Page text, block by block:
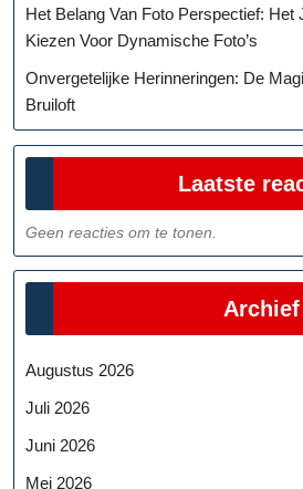
Het Belang Van Foto Perspectief: Het
Kiezen Voor Dynamische Foto’s
Onvergetelijke Herinneringen: De
Bruiloft
Laatste
Geen reacties om te tonen.
Archief
Augustus 2026
Juli 2026
Juni 2026
Mei 2026